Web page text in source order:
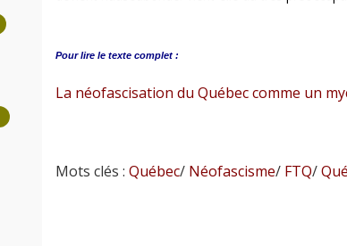
Pour lire le texte complet :
La néofascisation du Québec comme un
Mots clés : Québec/Néofascisme/FTQ/